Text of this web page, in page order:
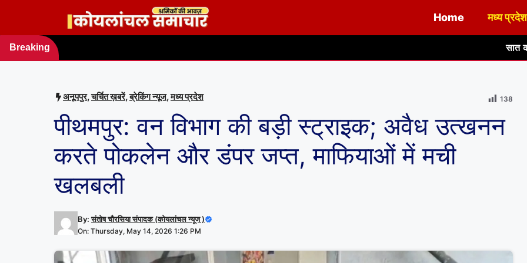
content
Home मध्य प्रदेश
Breaking
सात कोठड़ी महादेव मंदिर के
अनूपपुर,चर्चित ख़बरें,ब्रेकिंग न्यूज,मध्य प्रदेश 138
पीथमपुर: वन विभाग की बड़ी स्ट्राइक; अवैध उत्खनन
करते पोकलेन और डंपर जप्त, माफियाओं में मची
खलबली
By:संतोष चौरसिया संपादक (कोयलांचल न्यूज )
On: Thursday, May 14, 2026 1:26 PM